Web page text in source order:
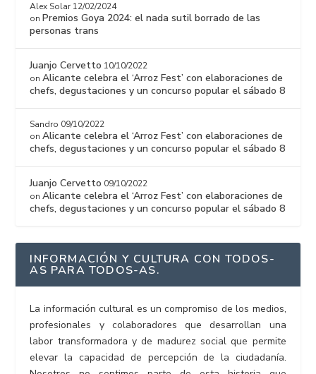
Alex Solar 12/02/2024
on Premios Goya 2024: el nada sutil borrado de las
personas trans
Juanjo Cervetto 10/10/2022
onAlicante celebra el ‘Arroz Fest’ con elaboraciones de
chefs, degustaciones y un concurso popular el sábado 8
Sandro 09/10/2022
onAlicante celebra el ‘Arroz Fest’ con elaboraciones de
chefs, degustaciones y un concurso popular el sábado 8
Juanjo Cervetto 09/10/2022
onAlicante celebra el ‘Arroz Fest’ con elaboraciones de
chefs, degustaciones y un concurso popular el sábado 8
INFORMACIÓN Y CULTURA CON TODOS-
AS PARA TODOS-AS.
La información cultural es un compromiso de los medios,
profesionales y colaboradores que desarrollan una
labor transformadora y de madurez social que permite
elevar la capacidad de percepción de la ciudadanía.